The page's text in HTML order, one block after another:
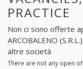
PRACTICE
Non ci sono offerte
ARCOBALENO
altre società
There are not any open